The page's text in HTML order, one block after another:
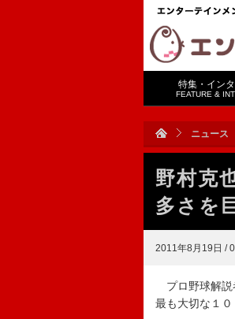
特集・イン
FEATURE &
ニュース
野村克
多さを
2011年8月19日 /
プロ野球解説
最も大切な１